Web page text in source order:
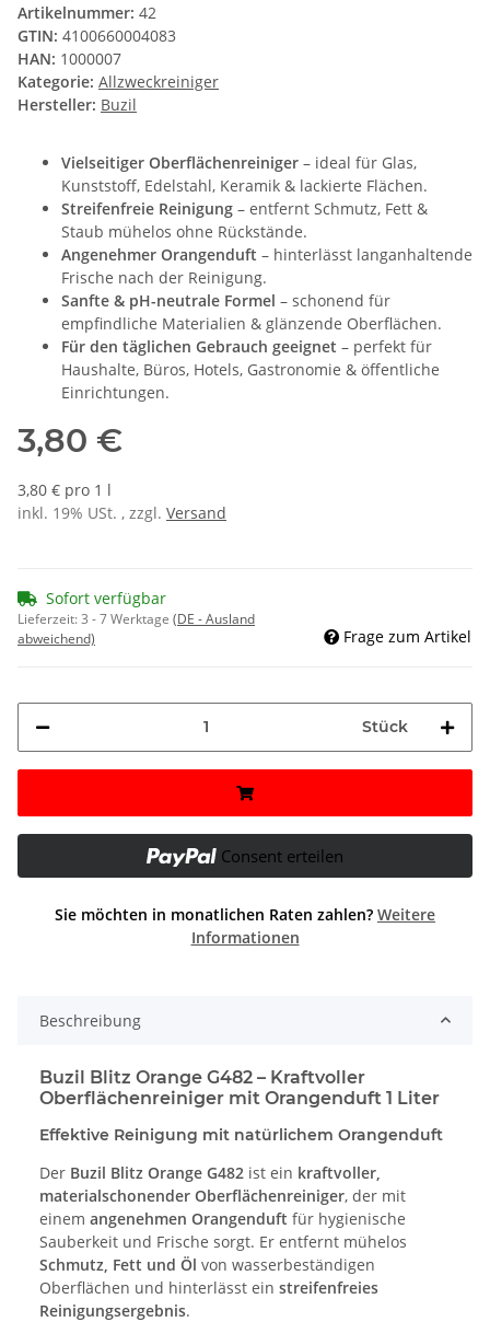
Artikelnummer: 42
GTIN: 4100660004083
HAN: 1000007
Kategorie: Allzweckreiniger
Hersteller: Buzil
Vielseitiger Oberflächenreiniger – ideal für Glas,
Kunststoff, Edelstahl, Keramik & lackierte Flächen.
Streifenfreie Reinigung – entfernt Schmutz, Fett &
Staub mühelos ohne Rückstände.
Angenehmer Orangenduft – hinterlässt langanhaltende
Frische nach der Reinigung.
Sanfte & pH-neutrale Formel – schonend für
empfindliche Materialien & glänzende Oberflächen.
Für den täglichen Gebrauch geeignet – perfekt für
Haushalte, Büros, Hotels, Gastronomie & öffentliche
Einrichtungen.
3,80 €
3,80 € pro 1 l
inkl. 19% USt. , zzgl. Versand
Sofort verfügbar
Lieferzeit:3 - 7 Werktage (DE - Ausland
abweichend)
Frage zum Artikel
Stück
Consent erteilen
Sie möchten in monatlichen Raten zahlen? Weitere
Informationen
Beschreibung
Buzil Blitz Orange G482 – Kraftvoller
Oberflächenreiniger mit Orangenduft 1 Liter
Effektive Reinigung mit natürlichem Orangenduft
Der Buzil Blitz Orange G482 ist ein kraftvoller,
materialschonender Oberflächenreiniger, der mit
einem angenehmen Orangenduft für hygienische
Sauberkeit und Frische sorgt. Er entfernt mühelos
Schmutz, Fett und Öl von wasserbeständigen
Oberflächen und hinterlässt ein streifenfreies
Reinigungsergebnis.